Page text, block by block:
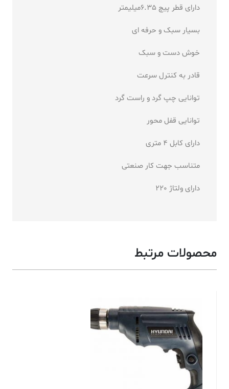
دارای قطر پیچ 6.35میلیمتر
بسیار سبک و حرفه ای
خوش دست و سبک
قادر به کنترل سرعت
توانایی چپ گرد و راست گرد
توانایی قفل محور
دارای کابل 4 متری
متناسب جهت کار صنعتی
دارای ولتاژ 220
محصولات مرتبط